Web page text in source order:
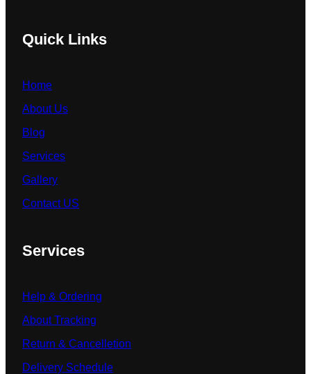
Quick Links
Home
About Us
Blog
Services
Gallery
Contact US
Services
Help & Ordering
About Tracking
Return & Cancelletion
Delivery Schedule